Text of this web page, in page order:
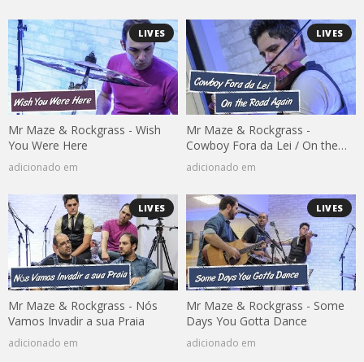
LIVES
Mr Maze & Rockgrass - Wish
You Were Here
adicionado em
LIVES
Mr Maze & Rockgrass -
Cowboy Fora da Lei / On the
Road Again
adicionado em
LIVES
Mr Maze & Rockgrass - Nós
Vamos Invadir a sua Praia
adicionado em
LIVES
Mr Maze & Rockgrass - Some
Days You Gotta Dance
adicionado em